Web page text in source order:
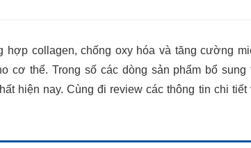
collagen, chống oxy hóa và tăng cường
cơ thể. Trong số các dòng sản phẩm bổ sung
hiện nay. Cùng đi review các thông tin chi tiết